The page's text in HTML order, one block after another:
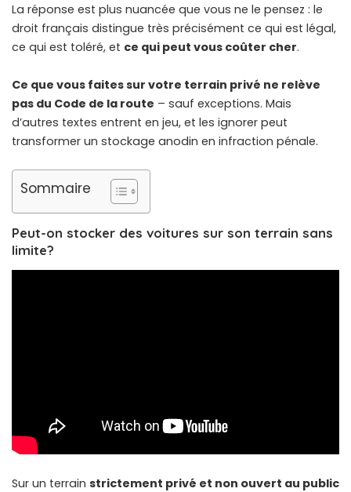
La réponse est plus nuancée que vous ne le pensez : le
droit français distingue très précisément ce qui est légal,
ce qui est toléré, et ce qui peut vous coûter cher.
Ce que vous faites sur votre terrain privé ne relève
pas du Code de la route – sauf exceptions. Mais
d’autres textes entrent en jeu, et les ignorer peut
transformer un stockage anodin en infraction pénale.
Sommaire
Peut-on stocker des voitures sur son terrain sans
limite?
Sur un terrain strictement privé et non ouvert au public